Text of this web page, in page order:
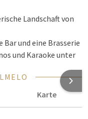
Landschaft von
Bar und eine Brasserie
und Karaoke unter
Karte